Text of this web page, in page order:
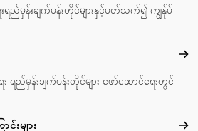
ည်မှန်းချက်ပန်းတိုင်များနှင့်ပတ်သက်၍ ကျွန်ုပ်
ပါ
ည်မှန်းချက်ပန်းတိုင်များ ဖော်ဆောင်ရေးတွင်
းများ အဖ